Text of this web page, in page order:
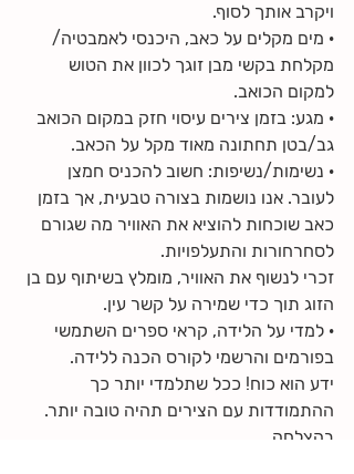
ויקרב אותך לסוף.
· מים מקלים על כאב, היכנסי לאמבטיה/
מקלחת בקשי מבן זוגך לכוון את הטוש
למקום הכואב.
· מגע: בזמן צירים עיסוי חזק במקום הכואב
גב/בטן תחתונה מאוד מקל על הכאב.
· נשימות/נשיפות: חשוב להכניס חמצן
לעובר. אנו נושמות בצורה טבעית, אך בזמן
כאב שוכחות להוציא את האוויר מה שגורם
לסחרחורות והתעלפויות.
זכרי לנשוף את האוויר, מומלץ בשיתוף עם בן
הזוג תוך כדי שמירה על קשר עין.
· למדי על הלידה, קראי ספרים השתמשי
בפורמים והרשמי לקורס הכנה ללידה.
ידע הוא כוח! ככל שתלמדי יותר כך
ההתמודדות עם הצירים תהיה טובה יותר.
בהצלחה.